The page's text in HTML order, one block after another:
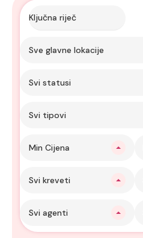
Sve glavne lokacije
Svi statusi
Svi tipovi
Min Cijena
Svi kreveti
Svi agenti